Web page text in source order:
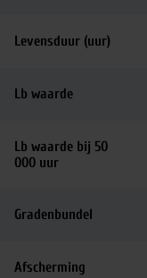
Levensduur (uur)
Lb waarde
Lb waarde bij 50
000 uur
Gradenbundel
Afscherming